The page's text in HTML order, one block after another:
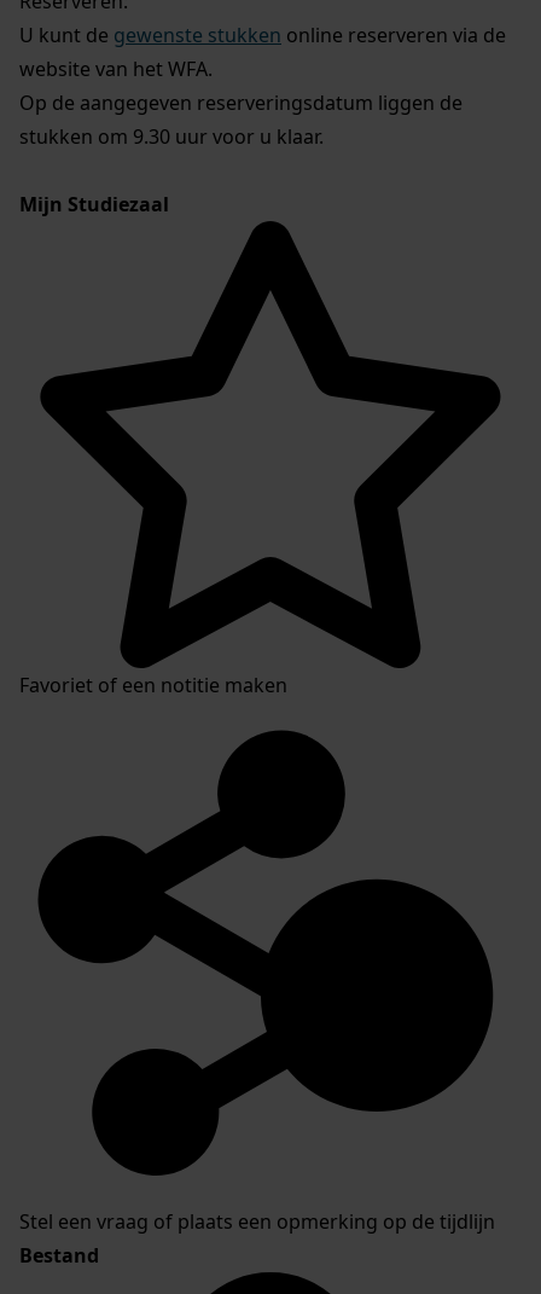
U kunt de gewenste stukken online reserveren via de
website van het WFA.
Op de aangegeven reserveringsdatum liggen de
stukken om 9.30 uur voor u klaar.
Mijn Studiezaal
Favoriet of een notitie maken
Stel een vraag of plaats een opmerking op de tijdlijn
Bestand